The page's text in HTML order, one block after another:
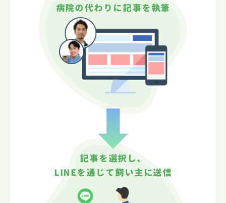
病院の代わりに記事を執筆
記事を選択し、
LINEを通じて飼い主に送信